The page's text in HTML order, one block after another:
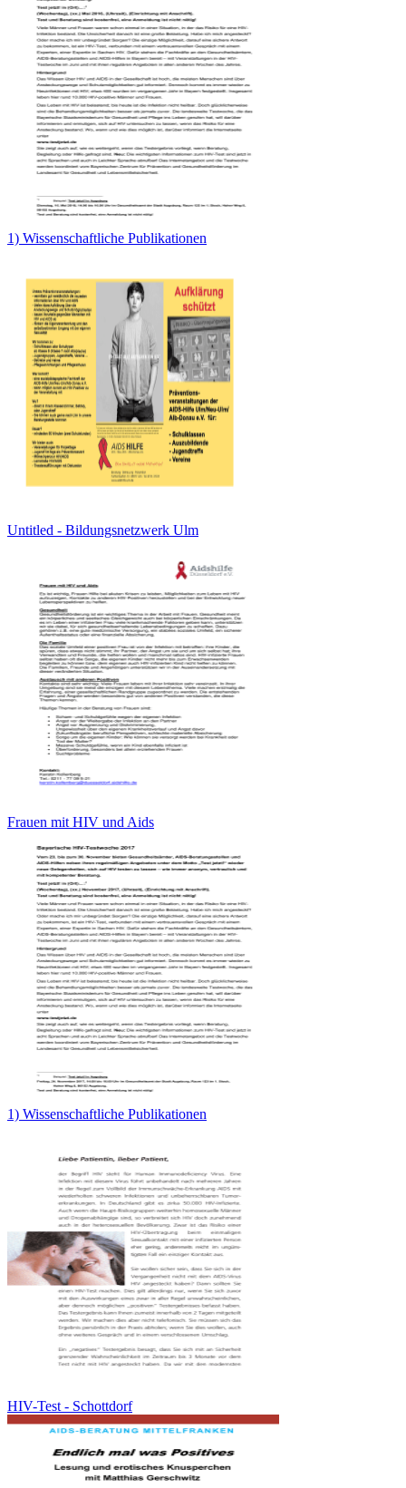
1) Wissenschaftliche Publikationen
Untitled - Bildungsnetzwerk Ulm
Frauen mit HIV und Aids
1) Wissenschaftliche Publikationen
HIV-Test - Schottdorf